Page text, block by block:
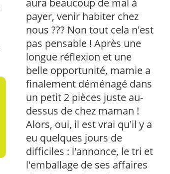
aura beaucoup de mal à
payer, venir habiter chez
nous ??? Non tout cela n'est
pas pensable ! Après une
longue réflexion et une
belle opportunité, mamie a
finalement déménagé dans
un petit 2 pièces juste au-
dessus de chez maman !
Alors, oui, il est vrai qu'il y a
eu quelques jours de
difficiles : l'annonce, le tri et
l'emballage de ses affaires